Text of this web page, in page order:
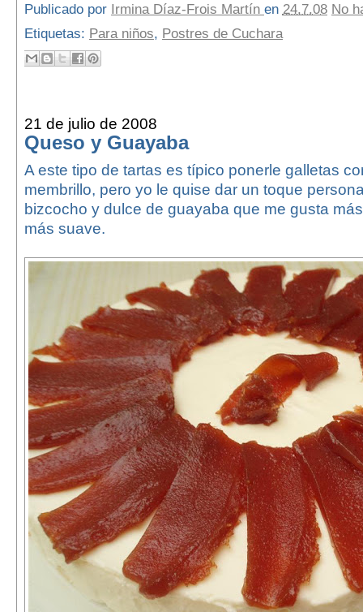
Publicado por Irmina Díaz-Frois Martín en 24.7.08 No
Etiquetas: Para niños, Postres de Cuchara
21 de julio de 2008
Queso y Guayaba
A este tipo de tartas es típico ponerle galletas
membrillo, pero yo le quise dar un toque
bizcocho y dulce de guayaba que me gusta
más suave.